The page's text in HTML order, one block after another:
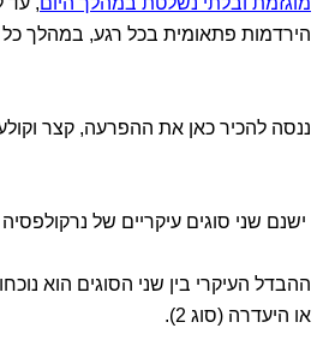
הירדמות פתאומית בכל רגע, במהלך כל
ננסה להכיר כאן את ההפרעה, קצר
ישנם שני סוגים עיקריים של נרקולפסיה - סוג 1
או היעדרה (סוג 2).